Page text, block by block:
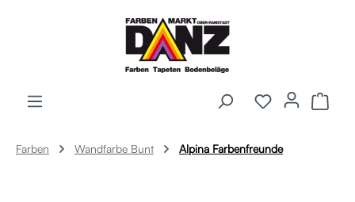
Zum Hauptinhalt springen
Farben Wandfarbe Bunt Alpina Farbenfreunde